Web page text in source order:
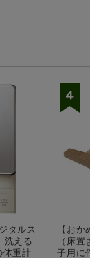
タルス
洗える
重計
【お
（床
子用に